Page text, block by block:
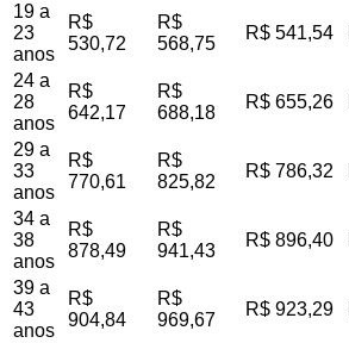
19 a
23
anos
R$
530,72
R$
568,75
R$ 541,54
24 a
28
anos
R$
642,17
R$
688,18
R$ 655,26
29 a
33
anos
R$
770,61
R$
825,82
R$ 786,32
34 a
38
anos
R$
878,49
R$
941,43
R$ 896,40
39 a
43
anos
R$
904,84
R$
969,67
R$ 923,29